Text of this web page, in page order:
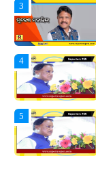
4
5
1